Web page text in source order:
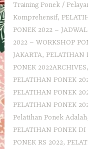
Training Ponek /
Komprehensif,
PONEK 2022 –
2022 – WORKSHOP
JAKARTA, PELATIHAN
PONEK 2022ARCHIVES,
PELATIHAN PONEK
PELATIHAN PONEK
PELATIHAN PONEK
Pelatihan Ponek Adalah,
PELATIHAN PONEK
PONEK RS 2022,